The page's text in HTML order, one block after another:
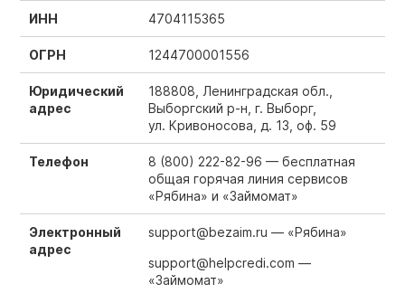
ИНН 4704115365
ОГРН 1244700001556
Юридический
адрес
188808, Ленинградская обл.,
Выборгский р-н, г. Выборг,
ул. Кривоносова, д. 13, оф. 59
Телефон 8 (800) 222-82-96 — бесплатная
общая горячая линия сервисов
«Рябина» и «Займомат»
Электронный
адрес
support@bezaim.ru — «Рябина»
support@helpcredi.com —
«Займомат»